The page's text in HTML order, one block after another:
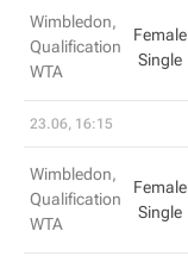
Wimbledon,
Qualification
WTA
Female
Single
23.06, 16:15
Wimbledon,
Qualification
WTA
Female
Single